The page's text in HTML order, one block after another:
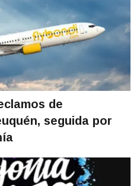
de
seguida por